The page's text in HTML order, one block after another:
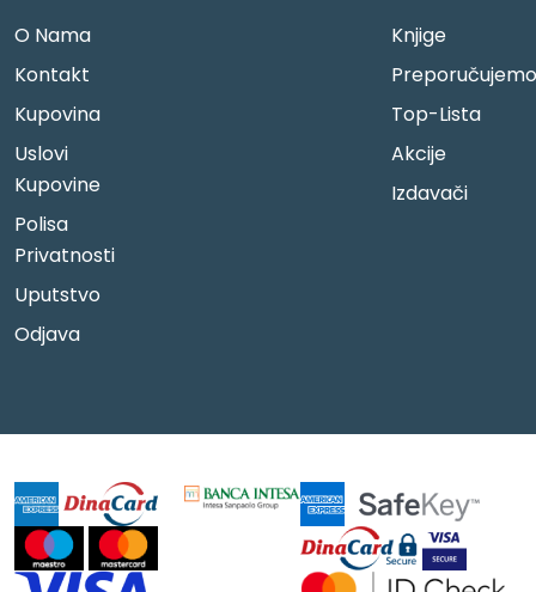
O Nama
Kontakt
Kupovina
Uslovi
Kupovine
Polisa
Privatnosti
Uputstvo
Odjava
Knjige
Preporučujemo
Top-Lista
Akcije
Izdavači